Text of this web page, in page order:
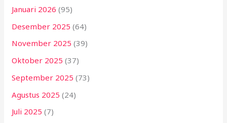
Januari 2026 (95)
Desember 2025 (64)
November 2025 (39)
Oktober 2025 (37)
September 2025 (73)
Agustus 2025 (24)
Juli 2025 (7)